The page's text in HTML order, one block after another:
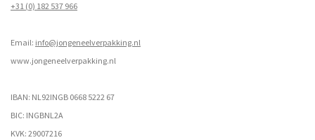
+31 (0) 182 537 966
Email: info@jongeneelverpakking.nl
www.jongeneelverpakking.nl
IBAN: NL92INGB 0668 5222 67
BIC: INGBNL2A
KVK: 29007216